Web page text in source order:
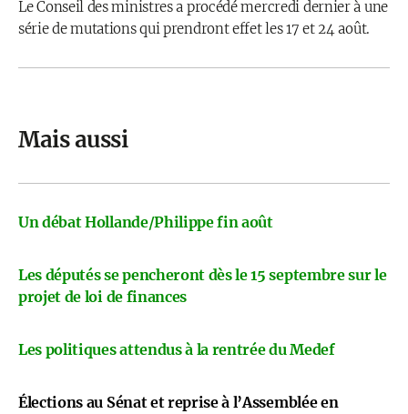
Le Conseil des ministres a procédé mercredi dernier à une
série de mutations qui prendront effet les 17 et 24 août.
Mais aussi
Un débat Hollande/Philippe fin août
Les députés se pencheront dès le 15 septembre sur le
projet de loi de finances
Les politiques attendus à la rentrée du Medef
Élections au Sénat et reprise à l’Assemblée en